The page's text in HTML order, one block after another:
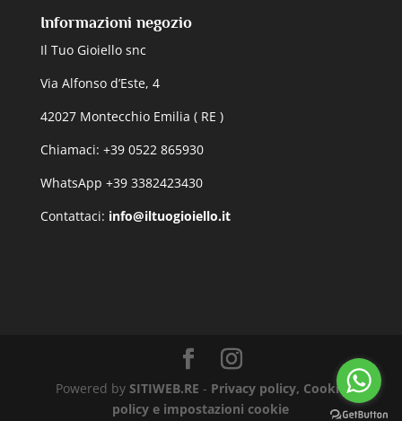
Informazioni negozio
Il Tuo Gioiello snc
Via Alfonso d’Este, 4
42027 Montecchio Emilia ( RE )
Chiamaci: +39 0522 865930
WhatsApp +39 3382423430
Contattaci: info@iltuogioiello.it
Powered by SITIWEB.RE - Privacy policy, Cookie
policy e impostazioni cookie